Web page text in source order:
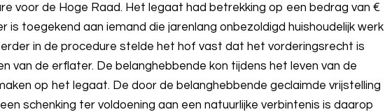
voor de Hoge Raad. Het legaat had betrekking op een bedrag van €
is toegekend aan iemand die jarenlang onbezoldigd huishoudelijk werk
in de procedure stelde het hof vast dat het vorderingsrecht is
van de erflater. De belanghebbende kon tijdens het leven van de
op het legaat. De door de belanghebbende geclaimde vrijstelling
schenking ter voldoening aan een natuurlijke verbintenis is daarop